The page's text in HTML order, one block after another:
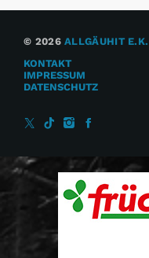
© 2026ALLGÄUHIT E.K.
KONTAKT
IMPRESSUM
DATENSCHUTZ